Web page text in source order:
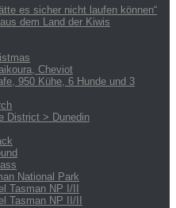
es sicher nicht laufen können“
dem Land der Kiwis
Cheviot
950 Kühe, 6 Hunde und 3
District > Dunedin
National Park
Tasman NP I/II
Tasman NP II/II